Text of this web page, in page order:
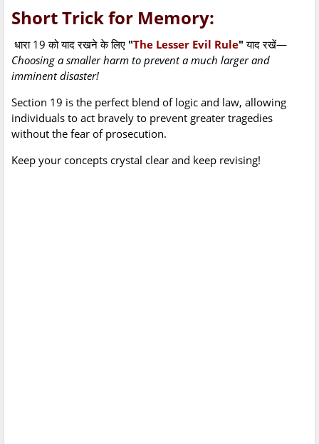
Short Trick for Memory:
धारा 19 को याद रखने के लिए "The Lesser Evil Rule" याद रखें—
Choosing a smaller harm to prevent a much larger and
imminent disaster!
Section 19 is the perfect blend of logic and law, allowing
individuals to act bravely to prevent greater tragedies
without the fear of prosecution.
Keep your concepts crystal clear and keep revising!